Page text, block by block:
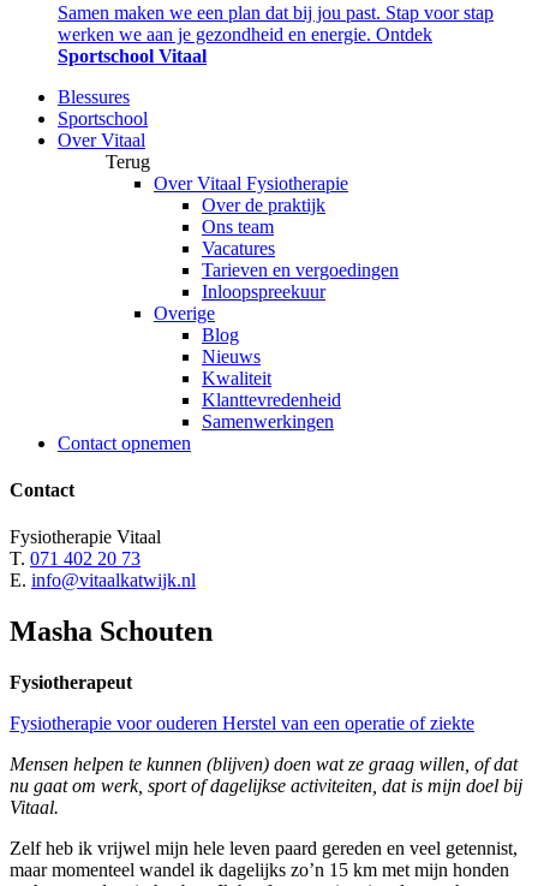
Samen maken we een plan dat bij jou past. Stap voor stap
werken we aan je gezondheid en energie. Ontdek
Sportschool Vitaal
Blessures
Sportschool
Over Vitaal
Terug
Over Vitaal Fysiotherapie
Over de praktijk
Ons team
Vacatures
Tarieven en vergoedingen
Inloopspreekuur
Overige
Blog
Nieuws
Kwaliteit
Klanttevredenheid
Samenwerkingen
Contact opnemen
Contact
Fysiotherapie Vitaal
T. 071 402 20 73
E. info@vitaalkatwijk.nl
Masha Schouten
Fysiotherapeut
Fysiotherapie voor ouderen Herstel van een operatie of ziekte
Mensen helpen te kunnen (blijven) doen wat ze graag willen, of dat
nu gaat om werk, sport of dagelijkse activiteiten, dat is mijn doel bij
Vitaal.
Zelf heb ik vrijwel mijn hele leven paard gereden en veel getennist,
maar momenteel wandel ik dagelijks zo’n 15 km met mijn honden